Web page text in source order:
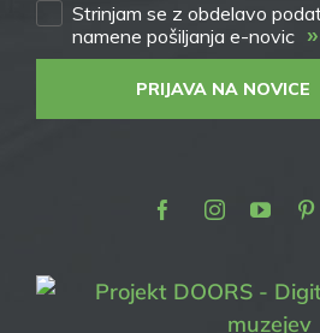
Strinjam se z obdelavo
namene pošiljanja e-novic »
PRIJAVA NA NOVICE
FacebookInstagram